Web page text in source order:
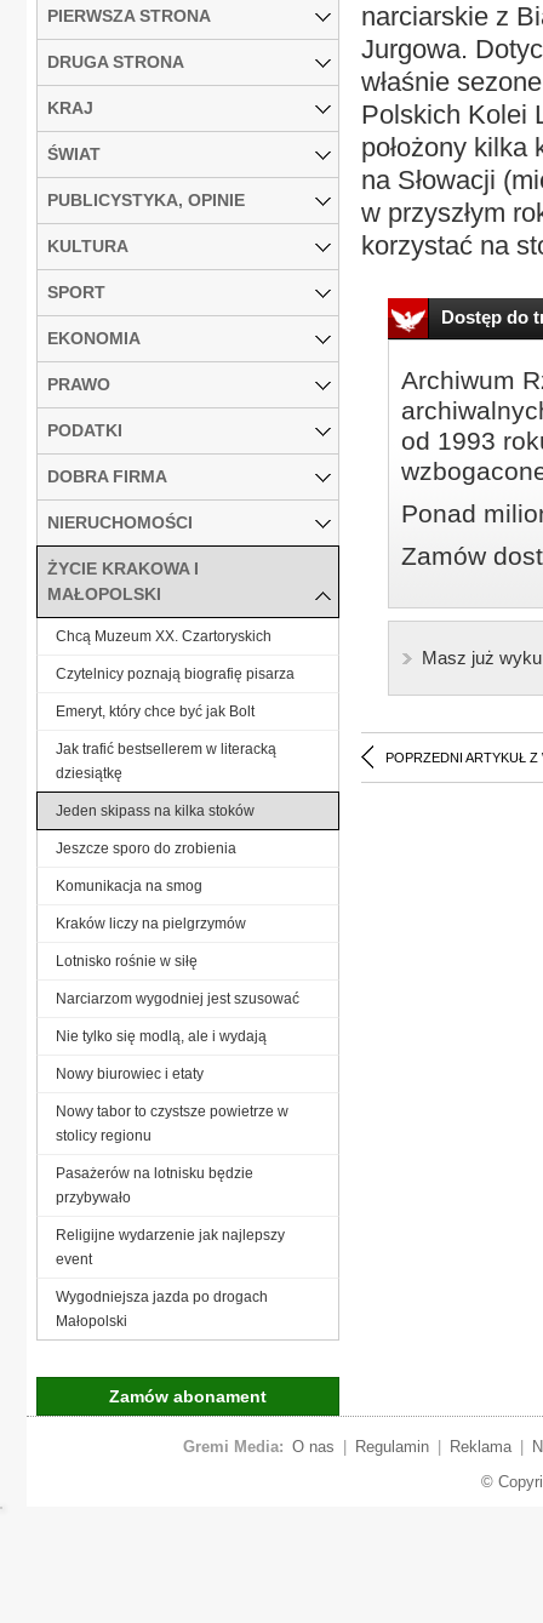
narciarskie z
Jurgowa.
właśnie
Polskich Kolei
położony
na Słowacji
w przyszłym
korzystać na
Dostęp do
Archiwum
od 1993
Ponad
Zamów
Masz już
POPRZEDNI ARTYKUŁ Z
PIERWSZA STRONA
DRUGA STRONA
KRAJ
ŚWIAT
PUBLICYSTYKA, OPINIE
KULTURA
SPORT
EKONOMIA
PRAWO
PODATKI
DOBRA FIRMA
NIERUCHOMOŚCI
ŻYCIE KRAKOWA I
MAŁOPOLSKI
Chcą Muzeum XX. Czartoryskich
Czytelnicy poznają biografię pisarza
Emeryt, który chce być jak Bolt
Jak trafić bestsellerem w literacką
dziesiątkę
Jeden skipass na kilka stoków
Jeszcze sporo do zrobienia
Komunikacja na smog
Kraków liczy na pielgrzymów
Lotnisko rośnie w siłę
Narciarzom wygodniej jest szusować
Nie tylko się modlą, ale i wydają
Nowy biurowiec i etaty
Nowy tabor to czystsze powietrze w
stolicy regionu
Pasażerów na lotnisku będzie
przybywało
Religijne wydarzenie jak najlepszy
event
Wygodniejsza jazda po drogach
Małopolski
Zamów abonament
Gremi Media: O nas Regulamin Reklama
©